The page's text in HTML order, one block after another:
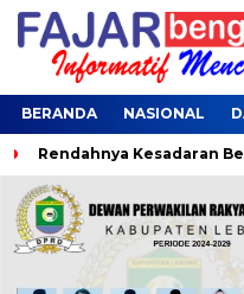
BERANDA NASIONAL
Rendahnya Kesadaran